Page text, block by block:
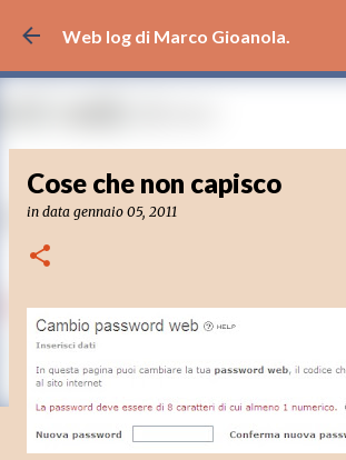
Passa ai contenuti principali
Web log di Marco Gioanola.
Cose che non capisco
in data gennaio 05, 2011